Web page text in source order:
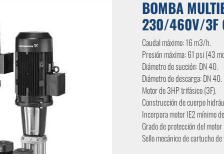
BOMBA
230/460V/3F
Caudal máximo: 16 m3/h.
Presión máxima: 61 psi (43
Diámetro de succión: DN 40.
Diámetro de descarga: DN 40.
Motor de 3HP trifásico (3F).
Construcción de cuerpo
Incorpora motor IE2 mínimo
Grado de protección del
Sello mecánico de cartucho